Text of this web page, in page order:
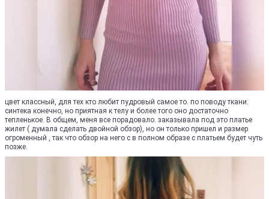
цвет классный, для тех кто любит пудровый самое то. по поводу ткани:
синтека конечно, но приятная к телу и более того оно достаточно
тепленькое. В общем, меня все порадовало. заказывала под это платье
жилет ( думала сделать двойной обзор), но он только пришел и размер
огроменный , так что обзор на него с в полном образе с платьем будет чуть
позже.